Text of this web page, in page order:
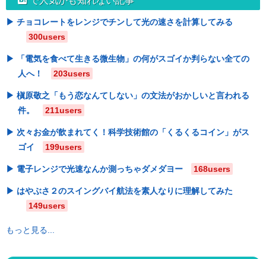
チョコレートをレンジでチンして光の速さを計算してみる
300users
「電気を食べて生きる微生物」の何がスゴイか判らない全ての
人へ！
203users
槇原敬之「もう恋なんてしない」の文法がおかしいと言われる
件。
211users
次々お金が飲まれてく！科学技術館の「くるくるコイン」がス
ゴイ
199users
電子レンジで光速なんか測っちゃダメダヨー 168users
はやぶさ２のスイングバイ航法を素人なりに理解してみた
149users
もっと見る...